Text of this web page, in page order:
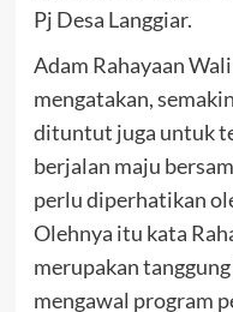
Pj Desa Langgiar.
Adam Rahayaan
mengatakan,
dituntut juga untuk
berjalan maju
perlu diperhatikan
Olehnya itu kata
merupakan
mengawal program